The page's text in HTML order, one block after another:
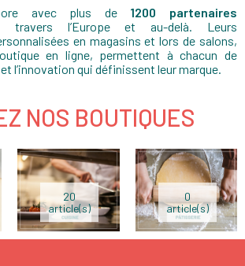
avec plus de 1200 partenaires
l’Europe et au-delà. Leurs
en magasins et lors de salons,
en ligne, permettent à chacun de
l’innovation qui définissent leur marque.
NOS BOUTIQUES
20
article(s)
0
article(s)